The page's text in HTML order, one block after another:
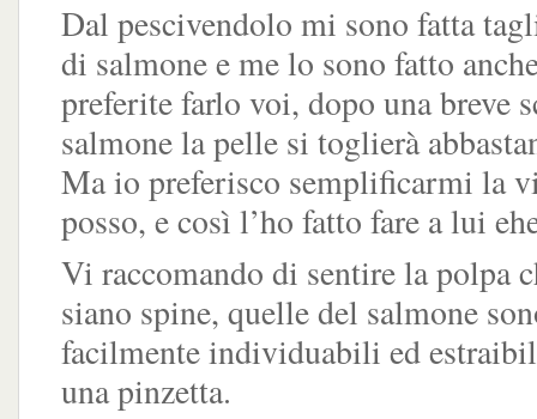
Dal pescivendolo mi sono fatta
di salmone e me lo sono fatto
preferite farlo voi, dopo una breve
salmone la pelle si toglierà
Ma io preferisco semplificarmi la
posso, e così l’ho fatto fare a lui
Vi raccomando di sentire la polpa
siano spine, quelle del salmone
facilmente individuabili ed
una pinzetta.